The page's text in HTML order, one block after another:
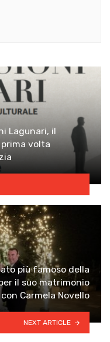
Lagunari, il
volta
più famoso della
il suo matrimonio
con Carmela Novello
NEXT ARTICLE